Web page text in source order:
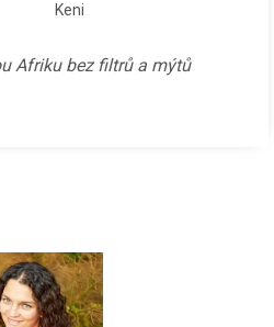
Keni
Afriku bez filtrů a mýtů